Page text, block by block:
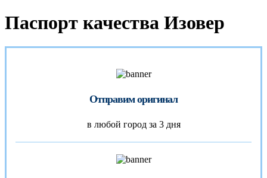
Паспорт качества Изовер
Отправим оригинал
в любой город за 3 дня